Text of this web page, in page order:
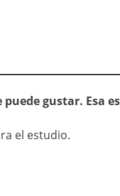
gustar. Esa es
el estudio.